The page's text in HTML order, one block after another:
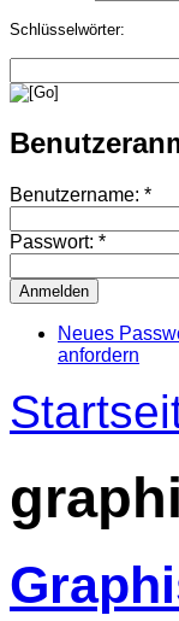
Schlüsselwörter:
Benutzername: *
Passwort: *
Neues
anfordern